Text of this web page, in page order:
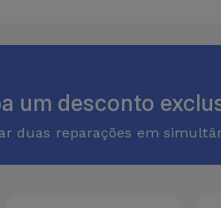
um desconto
duas reparações em